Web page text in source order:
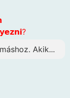
Akik...